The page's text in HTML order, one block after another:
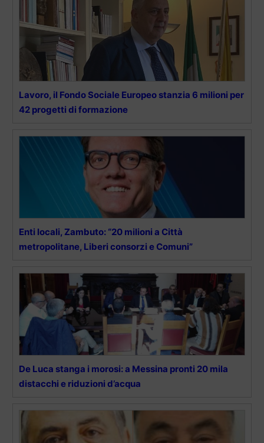
Lavoro, il Fondo Sociale Europeo stanzia 6 milioni per
42 progetti di formazione
Enti locali, Zambuto: “20 milioni a Città
metropolitane, Liberi consorzi e Comuni”
De Luca stanga i morosi: a Messina pronti 20 mila
distacchi e riduzioni d’acqua